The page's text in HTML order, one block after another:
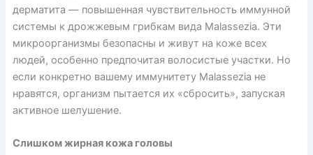
дерматита — повышенная чувствительность иммунной
системы к дрожжевым грибкам вида Malassezia. Эти
микроорганизмы безопасны и живут на коже всех
людей, особенно предпочитая волосистые участки. Но
если конкретно вашему иммунитету Malassezia не
нравятся, организм пытается их «сбросить», запуская
активное шелушение.
Слишком жирная кожа головы